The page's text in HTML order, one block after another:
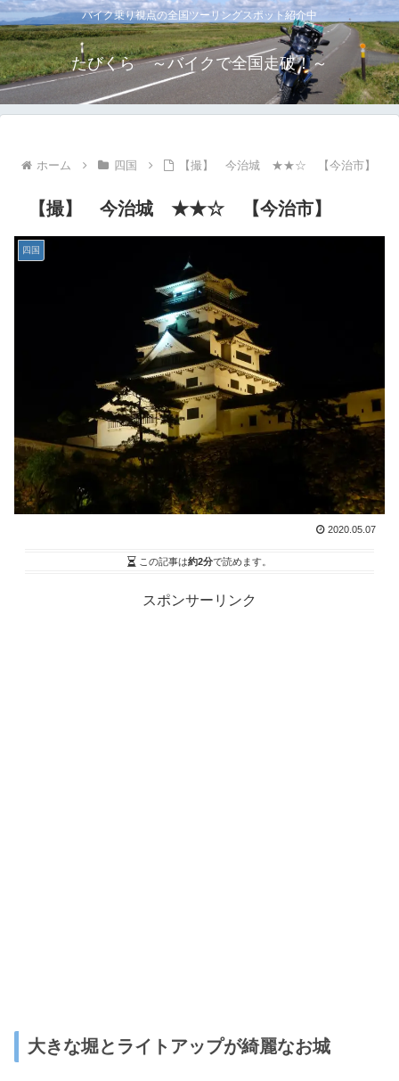
バイク乗り視点の全国ツーリングスポット紹介中
たびくら ～バイクで全国走破！～
ホーム 四国 【撮】 今治城 ★★☆ 【今治市】
【撮】 今治城 ★★☆ 【今治市】
四国
2020.05.07
この記事は約2分で読めます。
スポンサーリンク
大きな堀とライトアップが綺麗なお城